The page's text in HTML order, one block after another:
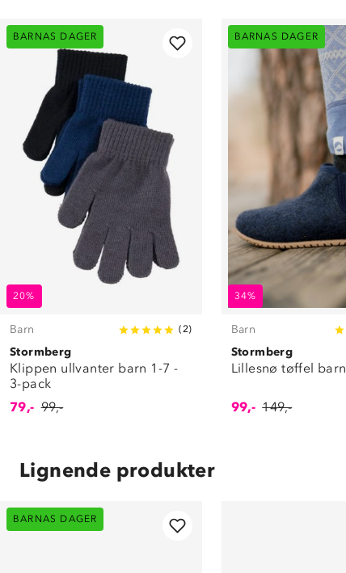
BARNAS DAGER
20%
Barn (2)
Stormberg
Klippen ullvanter barn 1-7 -
3-pack
79,- 99,-
BARNAS DAGER
34%
Barn
Stormberg
Lillesnø tøffel barn
99,- 149,-
Lignende produkter
BARNAS DAGER